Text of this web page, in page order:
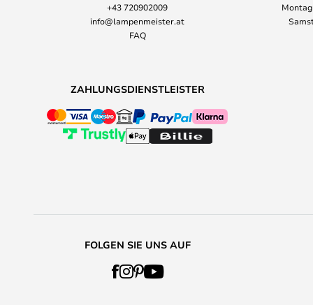
+43 720902009
info@lampenmeister.at
FAQ
ZAHLUNGSDIENSTLEISTER
FOLGEN SIE UNS AUF